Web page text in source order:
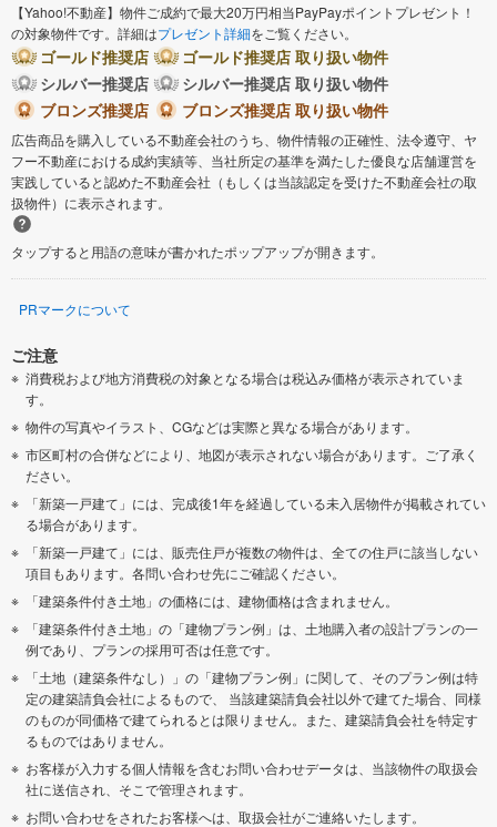
【Yahoo!不動産】物件ご成約で最大20万円相当PayPayポイントプレゼント！
の対象物件です。詳細はプレゼント詳細をご覧ください。
ゴールド推奨店
ゴールド推奨店 取り扱い物件
シルバー推奨店
シルバー推奨店 取り扱い物件
ブロンズ推奨店
ブロンズ推奨店 取り扱い物件
広告商品を購入している不動産会社のうち、物件情報の正確性、法令遵守、ヤ
フー不動産における成約実績等、当社所定の基準を満たした優良な店舗運営を
実践していると認めた不動産会社（もしくは当該認定を受けた不動産会社の取
扱物件）に表示されます。
タップすると用語の意味が書かれたポップアップが開きます。
PRマークについて
ご注意
消費税および地方消費税の対象となる場合は税込み価格が表示されていま
す。
物件の写真やイラスト、CGなどは実際と異なる場合があります。
市区町村の合併などにより、地図が表示されない場合があります。ご了承く
ださい。
「新築一戸建て」には、完成後1年を経過している未入居物件が掲載されてい
る場合があります。
「新築一戸建て」には、販売住戸が複数の物件は、全ての住戸に該当しない
項目もあります。各問い合わせ先にご確認ください。
「建築条件付き土地」の価格には、建物価格は含まれません。
「建築条件付き土地」の「建物プラン例」は、土地購入者の設計プランの一
例であり、プランの採用可否は任意です。
「土地（建築条件なし）」の「建物プラン例」に関して、そのプラン例は特
定の建築請負会社によるもので、 当該建築請負会社以外で建てた場合、同様
のものが同価格で建てられるとは限りません。また、建築請負会社を特定す
るものではありません。
お客様が入力する個人情報を含むお問い合わせデータは、当該物件の取扱会
社に送信され、そこで管理されます。
お問い合わせをされたお客様へは、取扱会社がご連絡いたします。